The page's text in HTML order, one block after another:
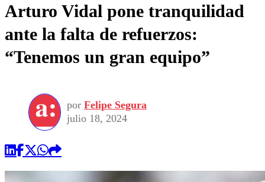
Arturo Vidal pone tranquilidad
ante la falta de refuerzos:
“Tenemos un gran equipo”
por Felipe Segura
julio 18, 2024